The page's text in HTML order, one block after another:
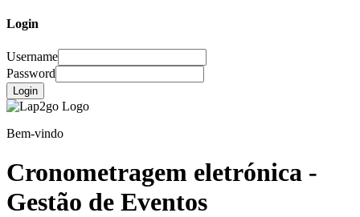
Login
Username
Password
Login
Bem-vindo
Cronometragem eletrónica -
Gestão de Eventos